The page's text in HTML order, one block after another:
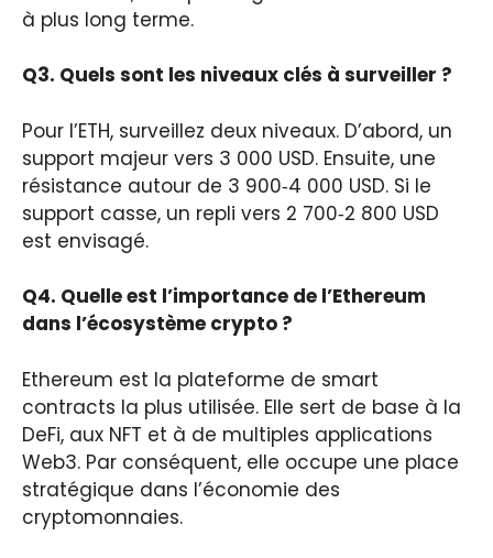
à plus long terme.
Q3. Quels sont les niveaux clés à surveiller ?
Pour l’ETH, surveillez deux niveaux. D’abord, un
support majeur vers 3 000 USD. Ensuite, une
résistance autour de 3 900‑4 000 USD. Si le
support casse, un repli vers 2 700‑2 800 USD
est envisagé.
Q4. Quelle est l’importance de l’Ethereum
dans l’écosystème crypto ?
Ethereum est la plateforme de smart
contracts la plus utilisée. Elle sert de base à la
DeFi, aux NFT et à de multiples applications
Web3. Par conséquent, elle occupe une place
stratégique dans l’économie des
cryptomonnaies.